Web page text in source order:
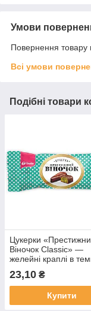
Умови
Повернення товару
Всі умови
Подібні товари
Цукерки
Віночок Classic» —
желейні краплі в
кондитерській
г
23,10 ₴
Купити